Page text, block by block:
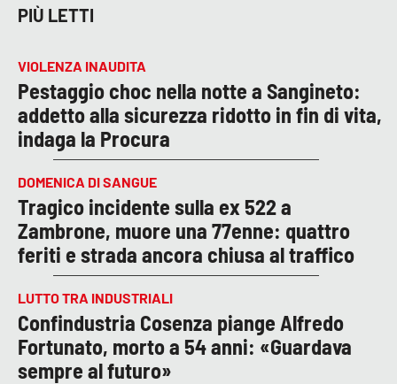
PIÙ LETTI
VIOLENZA INAUDITA
Pestaggio choc nella notte a Sangineto:
addetto alla sicurezza ridotto in fin di vita,
indaga la Procura
DOMENICA DI SANGUE
Tragico incidente sulla ex 522 a
Zambrone, muore una 77enne: quattro
feriti e strada ancora chiusa al traffico
LUTTO TRA INDUSTRIALI
Confindustria Cosenza piange Alfredo
Fortunato, morto a 54 anni: «Guardava
sempre al futuro»